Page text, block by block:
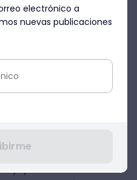
de
es la ciencia de
y qué hace un
electrónico a
nuevas publicaciones